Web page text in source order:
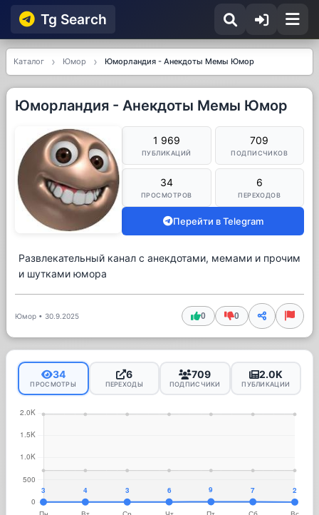
Tg Searсh
Каталог Юмор Юморландия - Анекдоты Мемы Юмор
Юморландия - Анекдоты Мемы Юмор
1 969
ПУБЛИКАЦИЙ
709
ПОДПИСЧИКОВ
34
ПРОСМОТРОВ
6
ПЕРЕХОДОВ
Перейти в Telegram
Развлекательный канал с анекдотами, мемами и прочим
и шутками юмора
Юмор • 30.9.2025 0 0
34
ПРОСМОТРЫ
6
ПЕРЕХОДЫ
709
ПОДПИСЧИКИ
2.0K
ПУБЛИКАЦИИ